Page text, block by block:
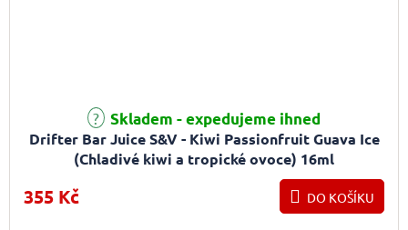
Drifter Bar Juice S&V - Kiwi Passionfruit Guava Ice
(Chladivé kiwi a tropické ovoce) 16ml
Skladem - expedujeme ihned
355 Kč DO KOŠÍKU